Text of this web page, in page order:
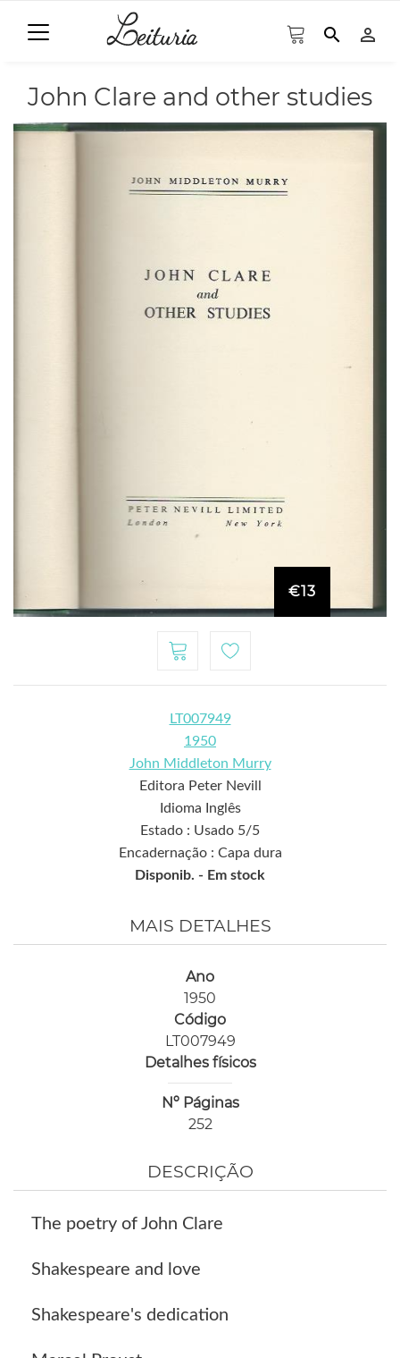
search person_outline
John Clare and other studies
€13
LT007949
1950
John Middleton Murry
Editora Peter Nevill
Idioma Inglês
Estado : Usado 5/5
Encadernação : Capa dura
Disponib. - Em stock
MAIS DETALHES
Ano
1950
Código
LT007949
Detalhes físicos
Nº Páginas
252
DESCRIÇÃO
The poetry of John Clare
Shakespeare and love
Shakespeare's dedication